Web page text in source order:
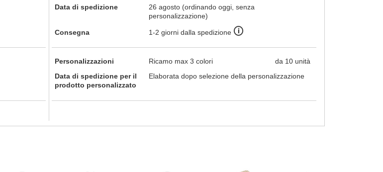
Data di spedizione
26 agosto (ordinando oggi, senza
personalizzazione)
Consegna 1-2 giorni dalla spedizione 🛈
Personalizzazioni Ricamo max 3 colori
da 10 unità
Data di spedizione per il
prodotto personalizzato
Elaborata dopo selezione della personalizzazione